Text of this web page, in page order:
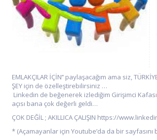
EMLAKÇILAR İÇİN’’ paylaşacağım ama siz,
ŞEY için de özelleştirebilirsiniz …
Linkedin de beğenerek izlediğim Girişimci
açısı bana çok değerli geldi…
ÇOK DEĞİL ; AKILLICA ÇALIŞIN https://
* (Açamayanlar için Youtube’da da bir sayfasını